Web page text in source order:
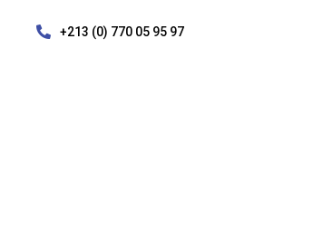
 +213 (0) 770 05 95 97